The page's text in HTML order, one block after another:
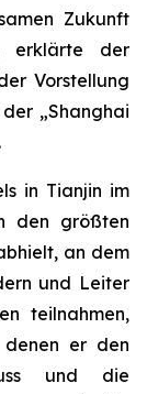
Zukunft
erklärte der
Vorstellung
„Shanghai
in Tianjin im
den größten
an dem
und Leiter
teilnahmen,
er den
und die